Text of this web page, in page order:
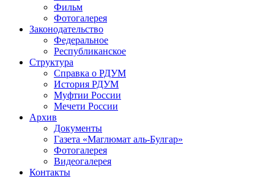
Фильм
Фотогалерея
Законодательство
Федеральное
Республиканское
Структура
Справка о РДУМ
История РДУМ
Муфтии России
Мечети России
Архив
Документы
Газета «Маглюмат аль-Булгар»
Фотогалерея
Видеогалерея
Контакты